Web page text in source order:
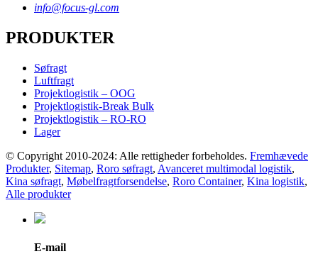
info@focus-gl.com
PRODUKTER
Søfragt
Luftfragt
Projektlogistik – OOG
Projektlogistik-Break Bulk
Projektlogistik – RO-RO
Lager
© Copyright 2010-2024: Alle rettigheder forbeholdes. Fremhævede
Produkter, Sitemap, Roro søfragt, Avanceret multimodal logistik,
Kina søfragt, Møbelfragtforsendelse, Roro Container, Kina logistik,
Alle produkter
E-mail